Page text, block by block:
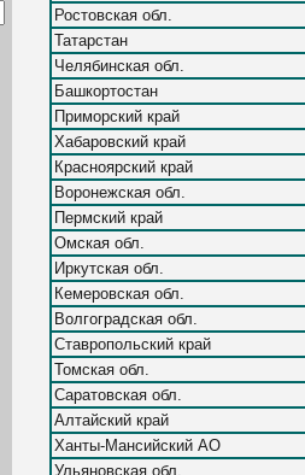
Ростовская обл.
Татарстан
Челябинская обл.
Башкортостан
Приморский край
Хабаровский край
Красноярский край
Воронежская обл.
Пермский край
Омская обл.
Иркутская обл.
Кемеровская обл.
Волгоградская обл.
Ставропольский край
Томская обл.
Саратовская обл.
Алтайский край
Ханты-Мансийский АО
Ульяновская обл.